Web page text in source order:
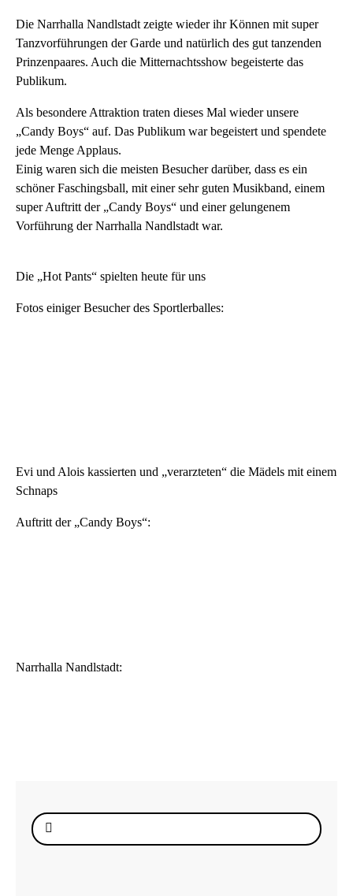
Die Narrhalla Nandlstadt zeigte wieder ihr Können mit super
Tanzvorführungen der Garde und natürlich des gut tanzenden
Prinzenpaares. Auch die Mitternachtsshow begeisterte das
Publikum.
Als besondere Attraktion traten dieses Mal wieder unsere
„Candy Boys“ auf. Das Publikum war begeistert und spendete
jede Menge Applaus.
Einig waren sich die meisten Besucher darüber, dass es ein
schöner Faschingsball, mit einer sehr guten Musikband, einem
super Auftritt der „Candy Boys“ und einer gelungenem
Vorführung der Narrhalla Nandlstadt war.
Die „Hot Pants“ spielten heute für uns
Fotos einiger Besucher des Sportlerballes:
Evi und Alois kassierten und „verarzteten“ die Mädels mit einem
Schnaps
Auftritt der „Candy Boys“:
Narrhalla Nandlstadt:
Suche
nach: